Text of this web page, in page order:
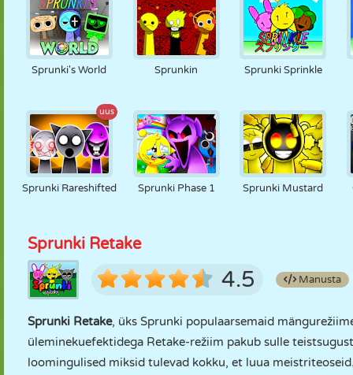
Sprunki's World Sprunkin Sprunki Sprinkle
uus
Sprunki Rareshifted Sprunki Phase 1 Sprunki Mustard
Sprunki Retake
4.5 Manusta
Sprunki Retake, üks Sprunki populaarsemaid
üleminekuefektidega Retake-režiim pakub sulle
loomingulised miksid tulevad kokku, et luua